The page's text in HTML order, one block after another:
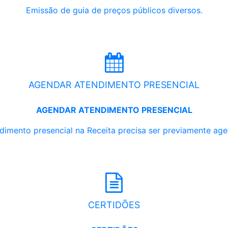
Emissão de guia de preços públicos diversos.
AGENDAR ATENDIMENTO PRESENCIAL
AGENDAR ATENDIMENTO PRESENCIAL
presencial na Receita precisa ser previamente
CERTIDÕES